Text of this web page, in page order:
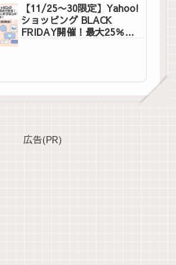
【11/25〜30限定】Yahoo!
ショッピング BLACK
FRIDAY開催！最大25％還
広告(PR)